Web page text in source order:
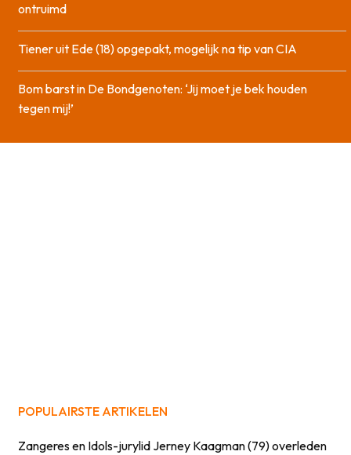
ontruimd
Tiener uit Ede (18) opgepakt, mogelijk na tip van CIA
Bom barst in De Bondgenoten: ‘Jij moet je bek houden
tegen mij!’
POPULAIRSTE ARTIKELEN
Zangeres en Idols-jurylid Jerney Kaagman (79) overleden